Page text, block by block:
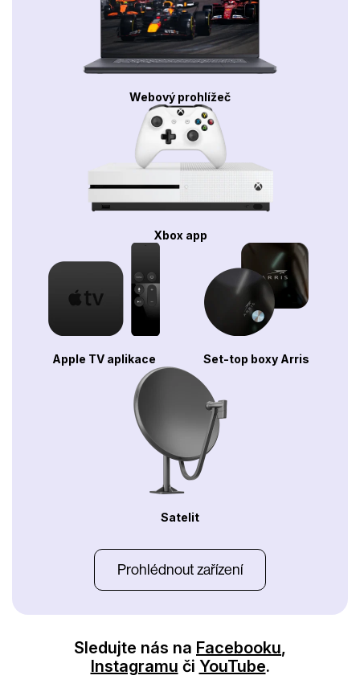
Webový prohlížeč
Xbox app
Apple TV aplikace Set-top boxy Arris
Satelit
Prohlédnout zařízení
Sledujte nás na Facebooku,
Instagramu či YouTube.